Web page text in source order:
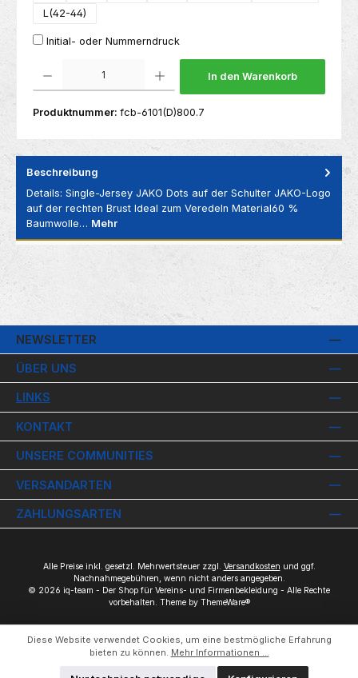
L(42-44)
Initial- oder Nummerndruck
In den Warenkorb
Produktnummer: fcb-6101(D)800.7
Beschreibung
Details: Single-Jersey JAKO Dots auf der Schulter JAKO-Logo
auf der rechten Brust Ideal zum Veredeln Material60 %
Baumwolle… Mehr
NEWSLETTER
ÜBER UNS
LINKS
KONTAKT
UNSERE COMMUNITIES
VERSANDARTEN
ZAHLUNGSARTEN
Alle Preise inkl. gesetzl. Mehrwertsteuer zzgl. Versandkosten und ggf.
Nachnahmegebühren, wenn nicht anders angegeben.
© 2026 iq-team - Der Shop für Vereins- und Firmenbekleidung - Alle Rechte
vorbehalten. Theme by ThemeWare®
Diese Website verwendet Cookies, um eine bestmögliche Erfahrung
bieten zu können. Mehr Informationen ...